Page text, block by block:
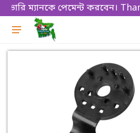
পেমেন্ট করবেন। Thanks for